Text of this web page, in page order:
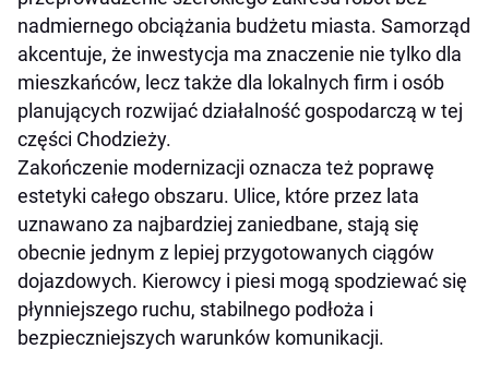
nadmiernego obciążania budżetu miasta. Samorząd
akcentuje, że inwestycja ma znaczenie nie tylko dla
mieszkańców, lecz także dla lokalnych firm i osób
planujących rozwijać działalność gospodarczą w tej
części Chodzieży.
Zakończenie modernizacji oznacza też poprawę
estetyki całego obszaru. Ulice, które przez lata
uznawano za najbardziej zaniedbane, stają się
obecnie jednym z lepiej przygotowanych ciągów
dojazdowych. Kierowcy i piesi mogą spodziewać się
płynniejszego ruchu, stabilnego podłoża i
bezpieczniejszych warunków komunikacji.